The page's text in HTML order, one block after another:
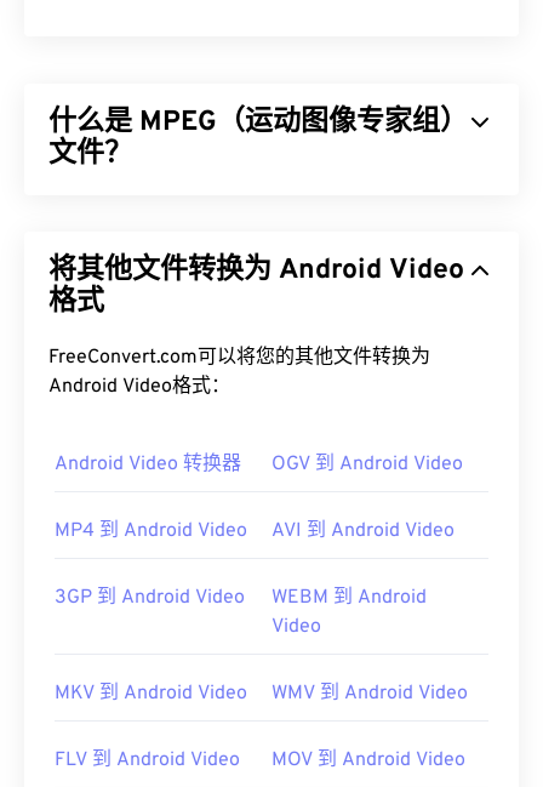
什么是 MPEG（运动图像专家组）
文件？
采用编解码器进行复杂的压缩，从而生成质量相对较
好的小型文件。MPEG 文件扩展名与
如何打开 MPEG 文件？
打开。在 Windows 上，它会在Windows Media
开。它不支持章节、字幕、副标题、元数据标签或菜
有时，打开 MPEG 文件需要使用第三方软件，例如
载 MPEG-2 视频解码器（DVD 解码器包）。如果其
开发者： 运动图像专家组 (MPEG)
将其他文件转换为 Android Video
格式
FreeConvert.com可以将您的其他文件转换为
Android Video格式：
Android Video 转换器 OGV 到 Android Video
MP4 到 Android Video AVI 到 Android Video
3GP 到 Android Video
WEBM 到 Android
Video
MKV 到 Android Video WMV 到 Android Video
FLV 到 Android Video MOV 到 Android Video